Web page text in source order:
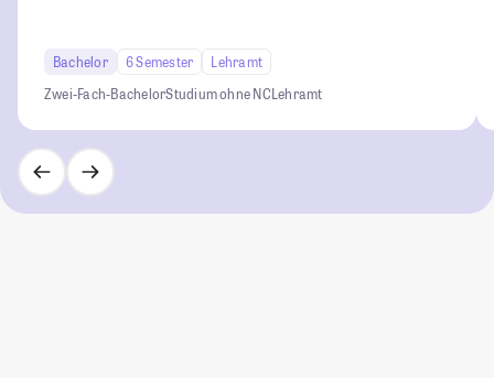
Bachelor 6 Semester
Lehramt
Zwei-Fach-BachelorStudium ohne NCLehramt